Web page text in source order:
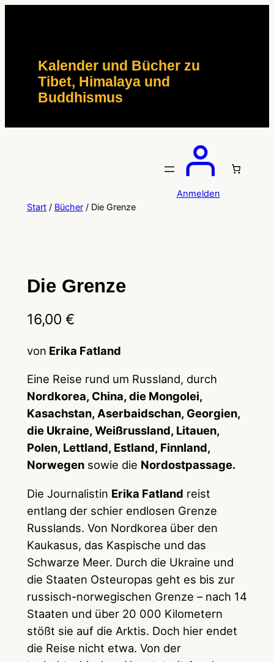
Kalender und Bücher zu
Tibet, Himalaya und
Buddhismus
Anmelden
Start/ Bücher/ Die Grenze
Die Grenze
16,00 €
von Erika Fatland
Eine Reise rund um Russland, durch
Nordkorea, China, die Mongolei,
Kasachstan, Aserbaidschan, Georgien,
die Ukraine, Weißrussland, Litauen,
Polen, Lettland, Estland, Finnland,
Norwegensowie die Nordostpassage.
Die Journalistin Erika Fatland reist
entlang der schier endlosen Grenze
Russlands. Von Nordkorea über den
Kaukasus, das Kaspische und das
Schwarze Meer. Durch die Ukraine und
die Staaten Osteuropas geht es bis zur
russisch-norwegischen Grenze – nach 14
Staaten und über 20 000 Kilometern
stößt sie auf die Arktis. Doch hier endet
die Reise nicht etwa. Von der